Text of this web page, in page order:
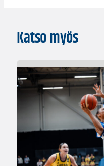
Katso myös